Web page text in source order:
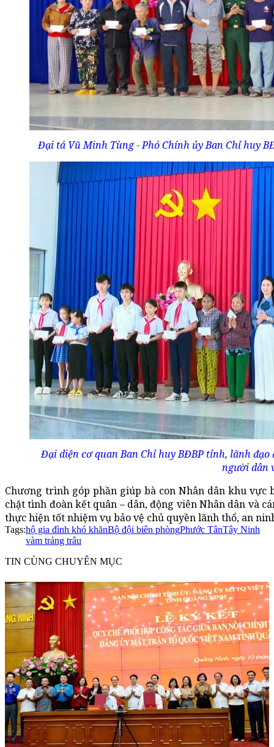
Đại tá Vũ Minh Tùng - Phó Chính ủy Ban Chỉ huy
Đại diện cơ quan Ban Chỉ huy BĐBP tỉnh, lãnh
người dân
Chương trình góp phần giúp bà con Nhân dân khu
chặt tình đoàn kết quân – dân, động viên Nhân dân và
thực hiện tốt nhiệm vụ bảo vệ chủ quyền lãnh thổ, an
Tags:hộ gia đình khó khănBộ đội biên phòngPhước TânTây Ninh
vàm trảng trâu
TIN CÙNG CHUYÊN MỤC